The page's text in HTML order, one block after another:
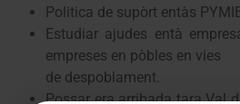
Politica de supòrt entàs
Estudiar ajudes entà
empreses en pòbles en vies
de despoblament.
Possar era arribada tara Val